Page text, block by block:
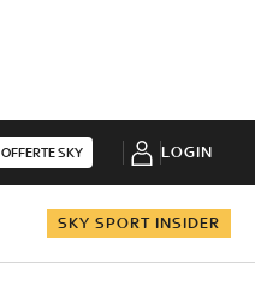
OFFERTE SKY LOGIN
SKY SPORT INSIDER